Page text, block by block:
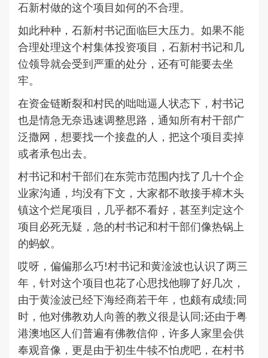
石新村做的这个项目如何的不合理。
如此种种，石新村书记面临巨大压力。如果不能
合理处理这个村集体投资项目，石新村书记和几
位领导就会受到严重的处分，还有可能要去坐
牢。
在资金链断裂和村民的咄咄逼人状态下，村书记
也是情急无奈迅速调整思路，通知所有村干部广
泛撒网，想要找一个接盘的人，把这个项目卖掉
或者承包出去。
村书记和村干部们在东莞市范围内找了几十个企
业家沟通，均没有下文，大家都不敢接手樟木头
镇这个烂尾项目，几乎都不看好，甚至判定这个
项目必死无疑，急的村书记和村干部们像热锅上
的蚂蚁。
哎呀，偏偏那么巧!村书记和黄淦波也认识了两三
年，针对这个项目也花了心思找他聊了好几次，
由于黄淦波已经下海经商若干年，也颇有成绩;同
时，他对佛教劝人向善的教义很是认同;还由于粤
港澳地区人们普遍有佛教信仰，许多人家里会供
奉观音像，更是由于初生牛犊不怕虎吧，在村书